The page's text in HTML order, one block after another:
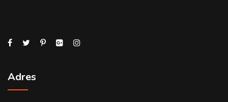
Adres